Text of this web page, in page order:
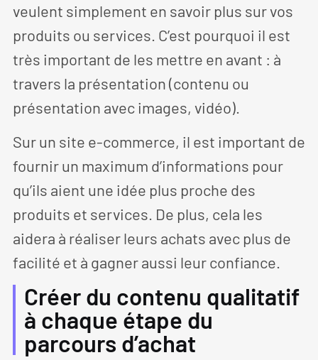
veulent simplement en savoir plus sur vos
produits ou services. C’est pourquoi il est
très important de les mettre en avant : à
travers la présentation (contenu ou
présentation avec images, vidéo).
Sur un site e-commerce, il est important de
fournir un maximum d’informations pour
qu’ils aient une idée plus proche des
produits et services. De plus, cela les
aidera à réaliser leurs achats avec plus de
facilité et à gagner aussi leur confiance.
Créer du contenu qualitatif
à chaque étape du
parcours d’achat